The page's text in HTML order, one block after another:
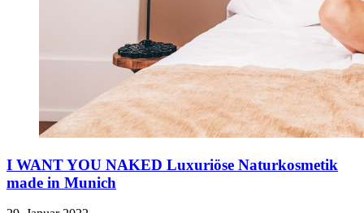
I WANT YOU NAKED Luxuriöse Naturkosmetik
made in Munich